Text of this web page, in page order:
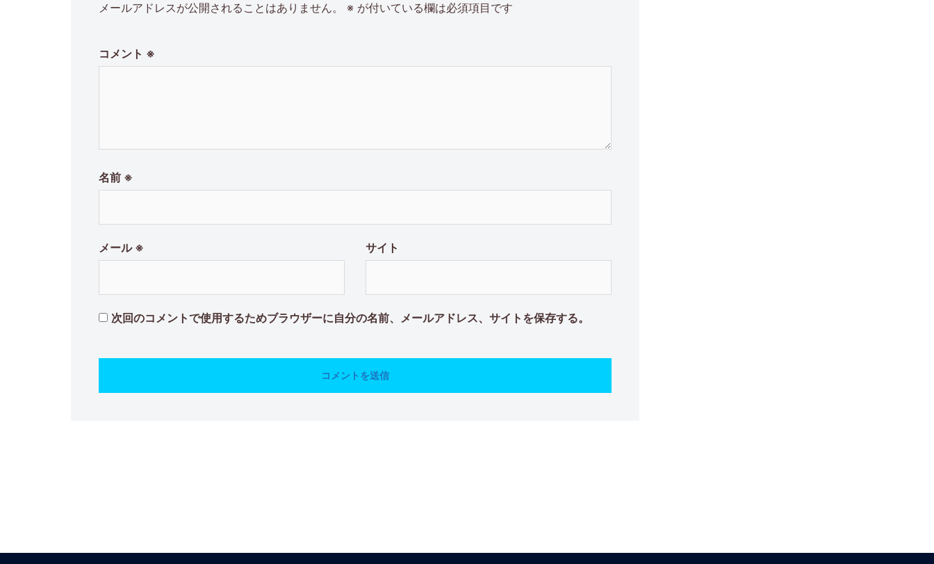
メールアドレスが公開されることはありません。 ※ が付いている欄は必須項目です
コメント ※
名前 ※
メール ※ サイト
次回のコメントで使用するためブラウザーに自分の名前、メールアドレス、サイトを保存する。